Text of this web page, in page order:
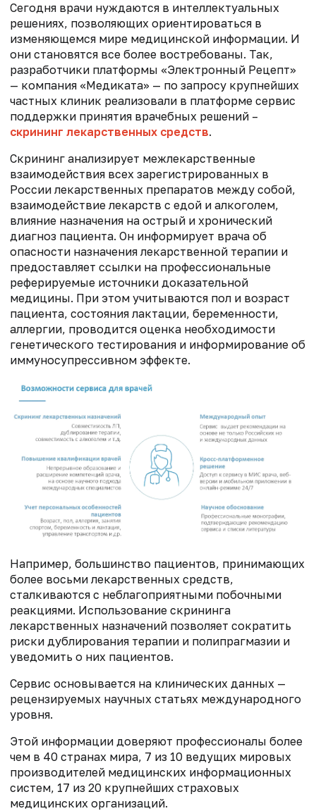
Сегодня врачи нуждаются в интеллектуальных
решениях, позволяющих ориентироваться в
изменяющемся мире медицинской информации. И
они становятся все более востребованы. Так,
разработчики платформы «Электронный Рецепт»
— компания «Медиката» — по запросу крупнейших
частных клиник реализовали в платформе сервис
поддержки принятия врачебных решений –
скрининг лекарственных средств.
Скрининг анализирует межлекарственные
взаимодействия всех зарегистрированных в
России лекарственных препаратов между собой,
взаимодействие лекарств с едой и алкоголем,
влияние назначения на острый и хронический
диагноз пациента. Он информирует врача об
опасности назначения лекарственной терапии и
предоставляет ссылки на профессиональные
реферируемые источники доказательной
медицины. При этом учитываются пол и возраст
пациента, состояния лактации, беременности,
аллергии, проводится оценка необходимости
генетического тестирования и информирование об
иммуносупрессивном эффекте.
Например, большинство пациентов, принимающих
более восьми лекарственных средств,
сталкиваются с неблагоприятными побочными
реакциями. Использование скрининга
лекарственных назначений позволяет сократить
риски дублирования терапии и полипрагмазии и
уведомить о них пациентов.
Сервис основывается на клинических данных —
рецензируемых научных статьях международного
уровня.
Этой информации доверяют профессионалы более
чем в 40 странах мира, 7 из 10 ведущих мировых
производителей медицинских информационных
систем, 17 из 20 крупнейших страховых
медицинских организаций.